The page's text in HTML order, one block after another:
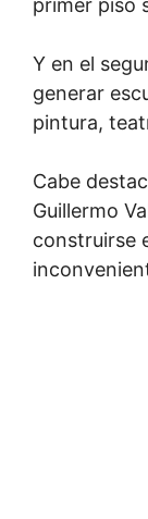
primer piso
Y en el
generar
pintura,
Cabe
Guillermo
construirse